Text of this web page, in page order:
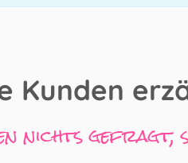
Kunden
nichts gefragt,